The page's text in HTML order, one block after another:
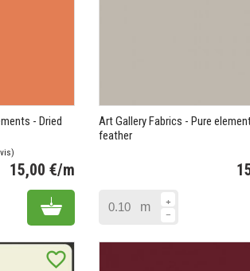
- Dried
15,00 €/m
Add to cart
Art Gallery Fabrics - Pure
feather
m
favorite_border